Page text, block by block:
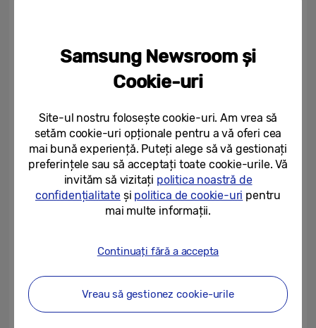
Nightography, ridicate la rang de artă
Seria Galaxy A, lansată recent, surprinde
bună stabilizare optică și digitală a imaginii,
ceea ce permite utilizatorilor să realizeze
înregistrări video sau fotografii fără blur pe
imagini. Atât A54 5G cât și Galaxy A34 5G
au camere performante și capabilități de
Nightography. Ambele sunt dotate cu
conferă o vizibilitate crescută chiar și în
lumina puternică a soarelui, și au o rată de
refresh de până la 120Hz. Toate aceste
lucruri sunt foarte apreciate în mod special
Samsung Newsroom și
Cookie-uri
Site-ul nostru folosește cookie-uri. Am vrea să
setăm cookie-uri opționale pentru a vă oferi cea
mai bună experiență. Puteți alege să vă gestionați
preferințele sau să acceptați toate cookie-urile. Vă
invităm să vizitați politica noastră de
confidențialitateși politica de cookie-uri pentru
mai multe informații.
Continuați fără a accepta
Vreau să gestionez cookie-urile